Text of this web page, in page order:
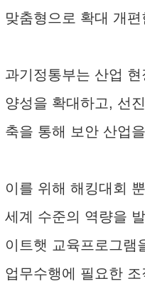
맞춤형으로 확대 개편
과기정통부는 산업
양성을 확대하고, 선
축을 통해 보안 산업
이를 위해 해킹대회
세계 수준의 역량을
이트햇 교육프로그램
업무수행에 필요한 조